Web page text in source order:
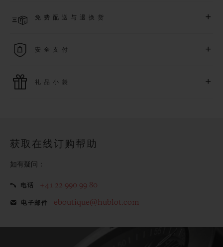
免费配送与退换货 +
安全支付 +
个人信息受到保护。
礼品小袋 +
获取在线订购帮助
如有疑问：
电话 +41 22 990 99 80
电子邮件 eboutique@hublot.com